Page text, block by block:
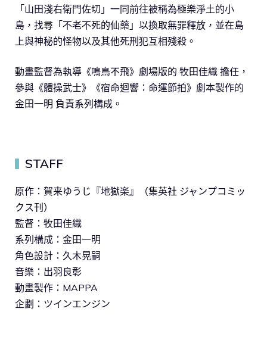
「山田淺右衛門佐切」一同前往被稱為極樂淨土的小
島，找尋「不老不死的仙藥」以換取無罪釋放，並在島
上與神秘的怪物以及其他死刑犯互相殘殺。
動畫監督為執導《鳴鳥不飛》劇場版的 牧田佳織 擔任，
參與《體操武士》《宿命迴響：命運節拍》劇本製作的
金田一明 負責系列構成。
STAFF
原作：賀来ゆうじ『地獄楽』（集英社 ジャンプコミッ
クス刊）
監督：牧田佳織
系列構成：金田一明
角色設計：久木晃嗣
音樂：出羽良彰
動畫製作：MAPPA
企劃：ツインエンジン